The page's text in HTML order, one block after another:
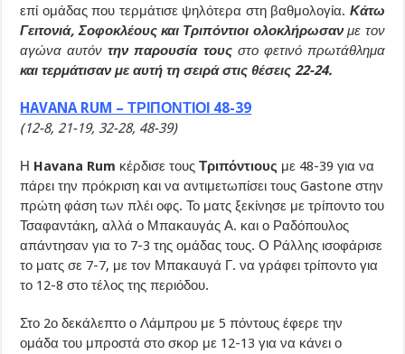
επί ομάδας που τερμάτισε ψηλότερα στη βαθμολογία. Κάτω
Γειτονιά, Σοφοκλέους και Τριπόντιοι ολοκλήρωσανμε τον
αγώνα αυτόντην παρουσία τους στο φετινό πρωτάθλημα
και τερμάτισαν με αυτή τη σειρά στις θέσεις 22-24.
HAVANA RUM – ΤΡΙΠΟΝΤΙΟΙ 48-39
(12-8, 21-19, 32-28, 48-39)
Η Havana Rum κέρδισε τουςΤριπόντιους με 48-39 για να
πάρει την πρόκριση και να αντιμετωπίσει τους Gastone στην
πρώτη φάση των πλέι οφς. Το ματς ξεκίνησε με τρίποντο του
Τσαφαντάκη, αλλά ο Μπακαυγάς Α. και ο Ραδόπουλος
απάντησαν για το 7-3 της ομάδας τους. Ο Ράλλης ισοφάρισε
το ματς σε 7-7, με τον Μπακαυγά Γ. να γράφει τρίποντο για
το 12-8 στο τέλος της περιόδου.
Στο 2ο δεκάλεπτο ο Λάμπρου με 5 πόντους έφερε την
ομάδα του μπροστά στο σκορ με 12-13 για να κάνει ο